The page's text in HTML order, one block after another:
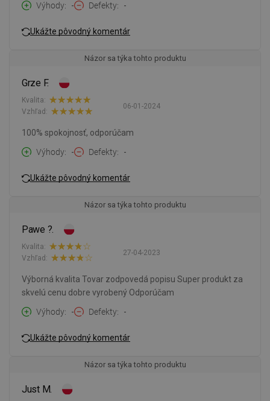
Výhody
- Defekty -
Ukážte pôvodný komentár
Názor sa týka tohto produktu
Grze F.
06-01-2024
Kvalita:
Vzhľad:
100% spokojnosť, odporúčam
Výhody
- Defekty -
Ukážte pôvodný komentár
Názor sa týka tohto produktu
Pawe ?.
27-04-2023
Kvalita:
Vzhľad:
Výborná kvalita Tovar zodpovedá popisu Super produkt za
skvelú cenu dobre vyrobený Odporúčam
Výhody
- Defekty -
Ukážte pôvodný komentár
Názor sa týka tohto produktu
Just M.